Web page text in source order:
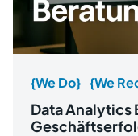
{We Do} {We
Data Analytics